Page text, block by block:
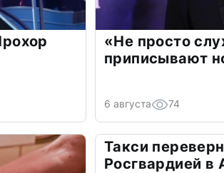
«Не просто
приписывают
6 августа 74
Такси
Росгвардией в